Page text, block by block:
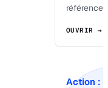
OUVRIR →
Action :